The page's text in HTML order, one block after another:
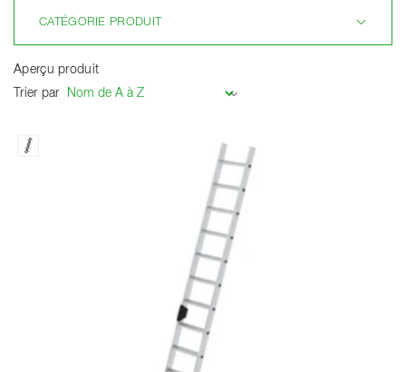
CATÉGORIE PRODUIT
Aperçu produit
Trier par